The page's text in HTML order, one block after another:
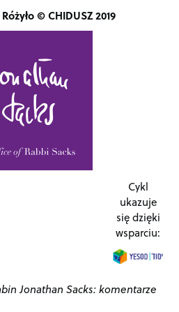
© CHIDUSZ 2019
Cykl
ukazuje
się dzięki
wsparciu:
Jonathan Sacks: komentarze